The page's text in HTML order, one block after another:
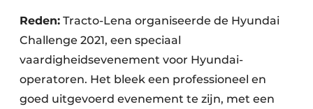
Reden: Tracto-Lena organiseerde de Hyundai
Challenge 2021, een speciaal
vaardigheidsevenement voor Hyundai-
operatoren. Het bleek een professioneel en
goed uitgevoerd evenement te zijn, met een